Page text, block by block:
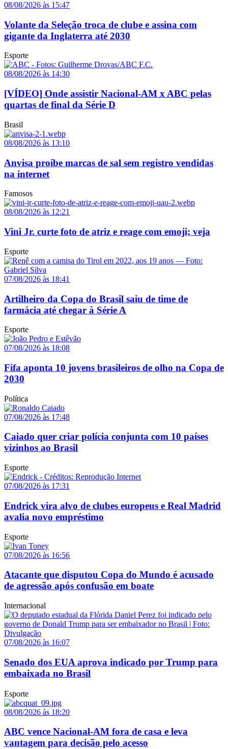
08/08/2026 às 15:47
Volante da Seleção troca de clube e assina com
gigante da Inglaterra até 2030
Esporte
08/08/2026 às 14:30
[VÍDEO] Onde assistir Nacional-AM x ABC pelas
quartas de final da Série D
Brasil
08/08/2026 às 13:10
Anvisa proíbe marcas de sal sem registro vendidas
na internet
Famosos
08/08/2026 às 12:21
Vini Jr. curte foto de atriz e reage com emoji; veja
Esporte
07/08/2026 às 18:41
Artilheiro da Copa do Brasil saiu de time de
farmácia até chegar à Série A
Esporte
07/08/2026 às 18:08
Fifa aponta 10 jovens brasileiros de olho na Copa de
2030
Política
07/08/2026 às 17:48
Caiado quer criar polícia conjunta com 10 países
vizinhos ao Brasil
Esporte
07/08/2026 às 17:31
Endrick vira alvo de clubes europeus e Real Madrid
avalia novo empréstimo
Esporte
07/08/2026 às 16:56
Atacante que disputou Copa do Mundo é acusado
de agressão após confusão em boate
Internacional
07/08/2026 às 16:07
Senado dos EUA aprova indicado por Trump para
embaixada no Brasil
Esporte
08/08/2026 às 18:20
ABC vence Nacional-AM fora de casa e leva
vantagem para decisão pelo acesso